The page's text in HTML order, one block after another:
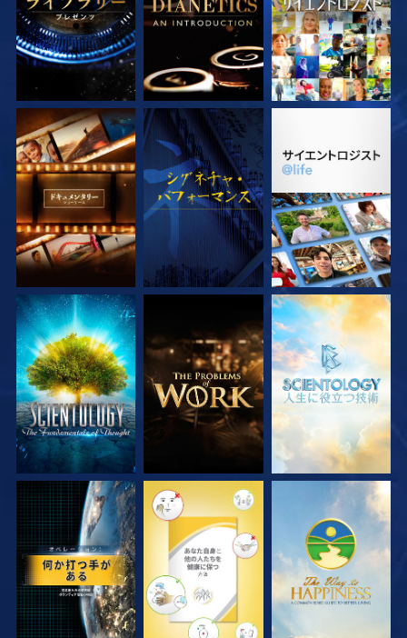
シリーズを探求 観る シリーズを探求
シリーズを探求 シリーズを探求 シリーズを探求
観る 観る 観る